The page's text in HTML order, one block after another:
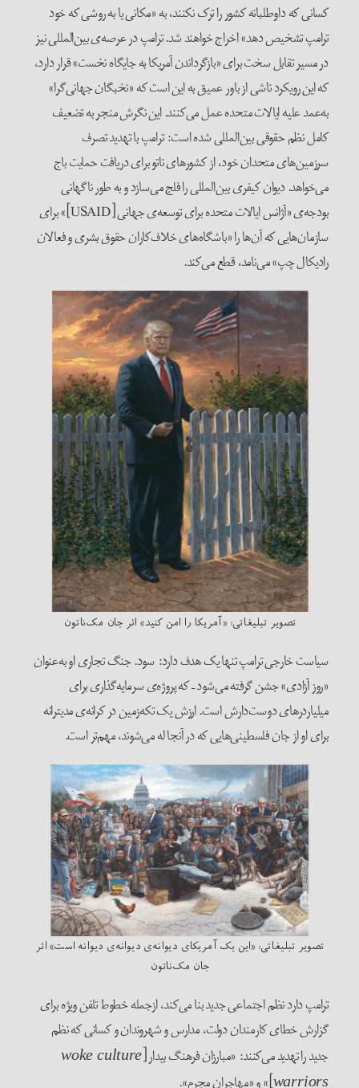
کسانی که داوطلبانه کشور را ترک نکنند، به «مکانی یا به روشی که خود
ترامپ تشخیص دهد» اخراج خواهند شد. ترامپ در عرصه‌ی بین‌المللی نیز
در مسیر تقابل سخت برای «بازگرداندن آمریکا به جایگاه نخست» قرار دارد،
که این رویکرد ناشی از باور عمیق به این است که «نخبگان جهانی‌گرا»
به‌عمد علیه ایالات متحده عمل می‌کنند. این نگرش منجر به تضعیف
کامل نظم حقوقی بین‌المللی شده است: ترامپ با تهدید تصرف
سرزمین‌های متحدان خود، از کشورهای ناتو برای دریافت حمایت باج‌
می‌خواهد. دیوان کیفری بین‌المللی را فلج می‌سازد و به طور ناگهانی
بودجه‌ی «آژانس ایالات متحده برای توسعه‌ی جهانی [USAID]» برای
سازمان‌هایی که آن‌ها را «باشگاه‌های خلاف‌کاران حقوق بشری و فعالان
رادیکال چپ» می‌نامد، قطع می‌کند.
تصویر تبلیغاتی: «آمریکا را امن کنید» اثر جان مک‌ناتون
سیاست خارجی ترامپ تنها یک هدف دارد: سود. جنگ تجاری او به‌عنوان
«روز آزادی» جشن گرفته می‌شود – که پروژه‌ی سرمایه‌گذاری برای
میلیاردرهای دوست‌دارش است. ارزش یک تکه‌زمین در کرانه‌ی مدیترانه
برای او از جان فلسطینی‌هایی که در آنجا له می‌شوند، مهم‌تر است.
تصویر تبلیغاتی: «این یک آمریکای دیوانه‌ی دیوانه‌ی دیوانه است» اثر
جان مک‌ناتون
ترامپ دارد نظم اجتماعی جدید بنا می‌کند، ازجمله خطوط تلفن ویژه‌ برای
گزارش خطای کارمندان دولت، مدارس و شهروندان و کسانی که نظم
جدید را تهدید می‌کنند: «مبارزان فرهنگ بیدار [woke culture
warriors]» و «مهاجران مجرم».